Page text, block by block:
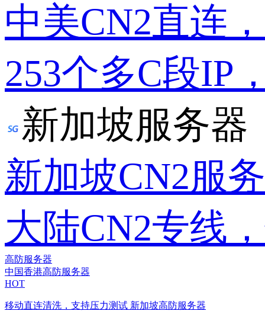
中美CN2直连
253个多C段IP
新加坡服务器
新加坡CN2服
大陆CN2专线
高防服务器
中国香港高防服务器
HOT
移动直连清洗，支持压力测试 新加坡高防服务器